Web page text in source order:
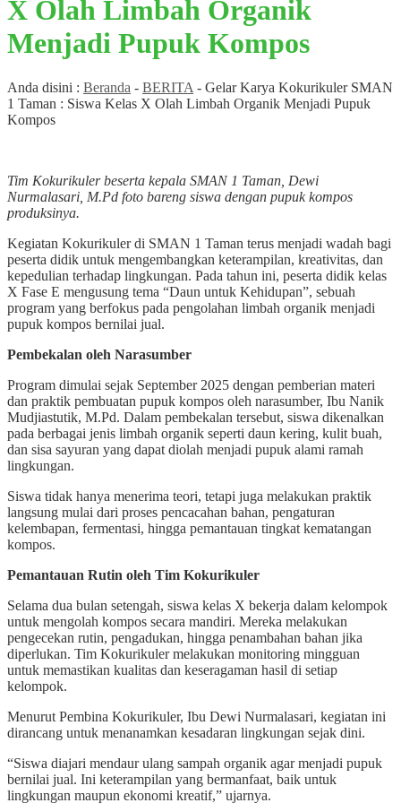
X Olah Limbah Organik
Menjadi Pupuk Kompos
Anda disini : Beranda - BERITA - Gelar Karya Kokurikuler SMAN
1 Taman : Siswa Kelas X Olah Limbah Organik Menjadi Pupuk
Kompos
Tim Kokurikuler beserta kepala SMAN 1 Taman, Dewi
Nurmalasari, M.Pd foto bareng siswa dengan pupuk kompos
produksinya.
Kegiatan Kokurikuler di SMAN 1 Taman terus menjadi wadah bagi
peserta didik untuk mengembangkan keterampilan, kreativitas, dan
kepedulian terhadap lingkungan. Pada tahun ini, peserta didik kelas
X Fase E mengusung tema “Daun untuk Kehidupan”, sebuah
program yang berfokus pada pengolahan limbah organik menjadi
pupuk kompos bernilai jual.
Pembekalan oleh Narasumber
Program dimulai sejak September 2025 dengan pemberian materi
dan praktik pembuatan pupuk kompos oleh narasumber, Ibu Nanik
Mudjiastutik, M.Pd. Dalam pembekalan tersebut, siswa dikenalkan
pada berbagai jenis limbah organik seperti daun kering, kulit buah,
dan sisa sayuran yang dapat diolah menjadi pupuk alami ramah
lingkungan.
Siswa tidak hanya menerima teori, tetapi juga melakukan praktik
langsung mulai dari proses pencacahan bahan, pengaturan
kelembapan, fermentasi, hingga pemantauan tingkat kematangan
kompos.
Pemantauan Rutin oleh Tim Kokurikuler
Selama dua bulan setengah, siswa kelas X bekerja dalam kelompok
untuk mengolah kompos secara mandiri. Mereka melakukan
pengecekan rutin, pengadukan, hingga penambahan bahan jika
diperlukan. Tim Kokurikuler melakukan monitoring mingguan
untuk memastikan kualitas dan keseragaman hasil di setiap
kelompok.
Menurut Pembina Kokurikuler, Ibu Dewi Nurmalasari, kegiatan ini
dirancang untuk menanamkan kesadaran lingkungan sejak dini.
“Siswa diajari mendaur ulang sampah organik agar menjadi pupuk
bernilai jual. Ini keterampilan yang bermanfaat, baik untuk
lingkungan maupun ekonomi kreatif,” ujarnya.